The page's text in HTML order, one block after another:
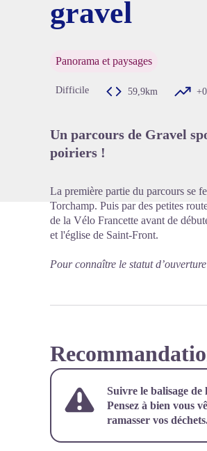
gravel
Panorama et paysages
Difficile 59,9km
Un parcours de Gravel
poiriers !
La première partie du parcours se
Torchamp. Puis par des petites
de la Vélo Francette avant de
et l'église de Saint-Front.
Pour connaître le statut
Suivre le balisage
Pensez à bien vous
ramasser vos